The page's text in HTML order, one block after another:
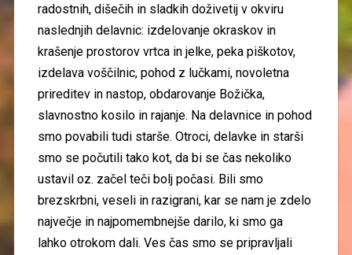
radostnih, dišečih in sladkih doživetij v okviru
naslednjih delavnic: izdelovanje okraskov in
krašenje prostorov vrtca in jelke, peka piškotov,
izdelava voščilnic, pohod z lučkami, novoletna
prireditev in nastop, obdarovanje Božička,
slavnostno kosilo in rajanje. Na delavnice in pohod
smo povabili tudi starše. Otroci, delavke in starši
smo se počutili tako kot, da bi se čas nekoliko
ustavil oz. začel teči bolj počasi. Bili smo
brezskrbni, veseli in razigrani, kar se nam je zdelo
največje in najpomembnejše darilo, ki smo ga
lahko otrokom dali. Ves čas smo se pripravljali